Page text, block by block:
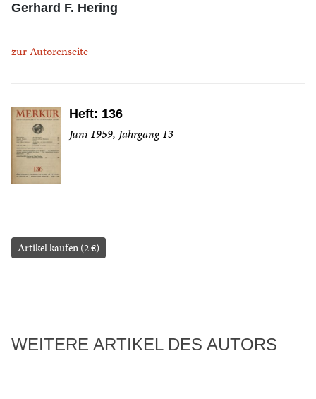
Gerhard F. Hering
zur Autorenseite
Heft: 136
Juni 1959, Jahrgang 13
Artikel kaufen (2 €)
WEITERE ARTIKEL DES AUTORS